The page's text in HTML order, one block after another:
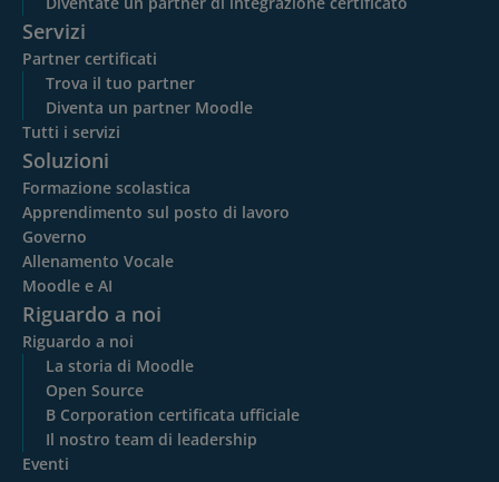
Servizi
Partner certificati
Trova il tuo partner
Diventa un partner Moodle
Tutti i servizi
Soluzioni
Formazione scolastica
Apprendimento sul posto di lavoro
Governo
Allenamento Vocale
Moodle e AI
Riguardo a noi
Riguardo a noi
La storia di Moodle
Open Source
B Corporation certificata ufficiale
Il nostro team di leadership
Eventi